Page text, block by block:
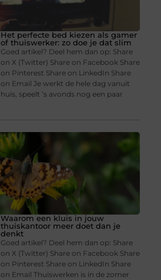
Het perfecte bed kiezen als gamer
of thuiswerker: zo doe je dat slim
Goed artikel? Deel hem dan op: Share
on X (Twitter) Share on Facebook Share
on Pinterest Share on LinkedIn Share
on Email Je werkt de hele dag vanuit
huis, speelt ’s avonds nog een paar
Waarom een kluis in jouw
thuiskantoor meer doet dan je
denkt
Goed artikel? Deel hem dan op: Share
on X (Twitter) Share on Facebook Share
on Pinterest Share on LinkedIn Share
on Email Thuiswerken is in de zomer